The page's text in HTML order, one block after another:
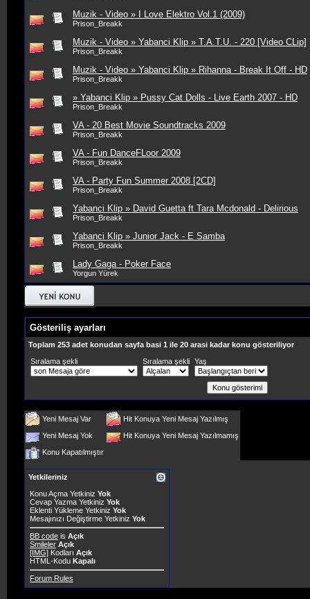
Muzik - Video » I Love Elektro Vol.1 (2009)
Prison_Breakk
Muzik - Video » Yabanci Klip » T.A.T.U. - 220 [Video CLip]
Prison_Breakk
Muzik - Video » Yabanci Klip » Rihanna - Break It Off - HD
Prison_Breakk
» Yabanci Klip » Pussy Cat Dolls - Live Earth 2007 - HD
Prison_Breakk
VA - 20 Best Movie Soundtracks 2009
Prison_Breakk
VA - Fun DanceFLoor 2009
Prison_Breakk
VA - Party Fun Summer 2008 [2CD]
Prison_Breakk
Yabanci Klip » David Guetta ft Tara Mcdonald - Delirious
Prison_Breakk
Yabanci Klip » Junior Jack - E Samba
Prison_Breakk
Lady Gaga - Poker Face
Yorgun Yürek
Gösteriliş ayarları
Toplam 253 adet konudan sayfa basi 1 ile 20 arasi kadar konu gösteriliyor
Sıralama şekli
Sıralama şekli Yaş
Yeni Mesaj Var
Hit Konuya Yeni Mesaj Yazılmış
Yeni Mesaj Yok
Hit Konuya Yeni Mesaj Yazılmamış
Konu Kapatılmıştır
Yetkileriniz
Konu Açma Yetkiniz Yok
Cevap Yazma Yetkiniz Yok
Eklenti Yükleme Yetkiniz Yok
Mesajınızı Değiştirme Yetkiniz Yok
BB code is Açık
Smileler Açık
[IMG] Kodları Açık
HTML-Kodu Kapalı
Forum Rules